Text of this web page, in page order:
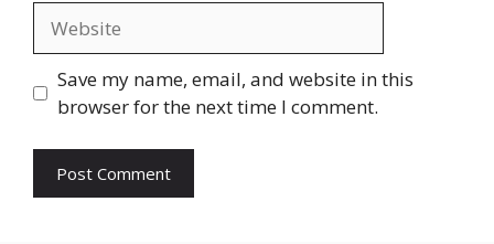
Save my name, email, and website in this
browser for the next time I comment.